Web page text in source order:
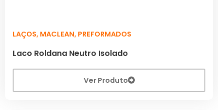
LAÇOS, MACLEAN, PREFORMADOS
Laco Roldana Neutro Isolado
Ver Produto